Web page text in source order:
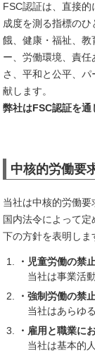
FSC認証は、直接
成度を測る指標の
餓、健康・福祉、
ー、労働環境、責
さ、平和と公平、
献します。
弊社はFSC認証を通
中核的労働要
当社は中核的労働要
国内法令によって
下の方針を表明しま
・児童労働の禁止
当社は事業活
・強制労働の禁止
当社はあらゆ
・雇用と職業に
当社は基本的